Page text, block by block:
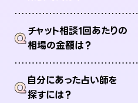
Qチャット相談1回あたりの
相場の金額は？
Q自分にあった占い師を
探すには？